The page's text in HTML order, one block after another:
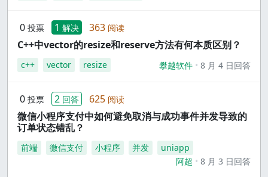
0 投票 1 解决 363 阅读
C++中vector的resize和reserve方法有何本质区别？
c++ vector resize 攀越软件 8 月 4 日回答
0 投票 2 回答 625 阅读
微信小程序支付中如何避免取消与成功事件并发导致的
订单状态错乱？
前端 微信支付 小程序 并发
uniapp
阿超
8 月 3 日回答